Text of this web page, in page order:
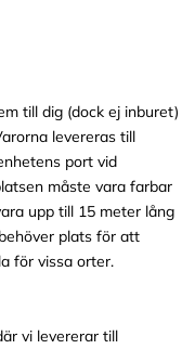
till dig (dock ej inburet)
levereras till
port vid
måste vara farbar
upp till 15 meter lång
plats för att
för vissa orter.
vi levererar till